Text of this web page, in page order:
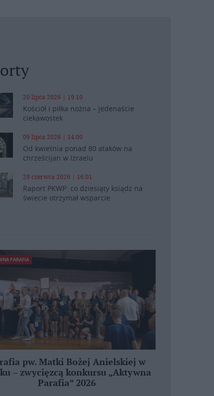
20 lipca 2026 | 19:10
Kościół i piłka nożna – jedenaście
ciekawostek
09 lipca 2026 | 14:00
Od kwietnia ponad 80 ataków na
chrześcijan w Izraelu
29 czerwca 2026 | 16:01
Raport PKWP: co dziesiąty ksiądz na
świecie otrzymał wsparcie
PARAFIA
pw. Matki Bożej Anielskiej w
– zwycięzcą konkursu „Aktywna
Parafia” 2026